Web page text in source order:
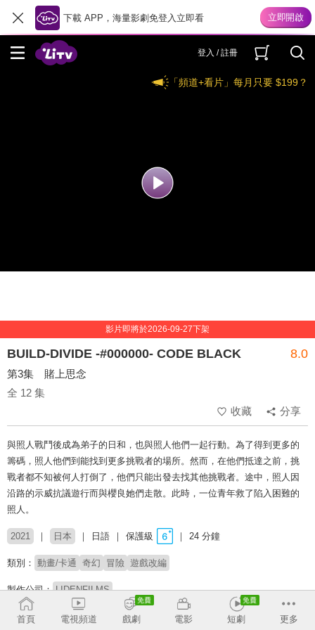
下載 APP，海量影劇免登入立即看
登入 / 註冊
「頻道+看片」每月只要 $199？
影片即將於2026-09-27下架
BUILD-DIVIDE -#000000- CODE BLACK 8.0
第3集 賭上思念
全 12 集
收藏
分享
與照人戰鬥後成為弟子的日和，也與照人他們一起行動。為了得到更多的
籌碼，照人他們到能找到更多挑戰者的場所。然而，在他們抵達之前，挑
戰者都不知被何人打倒了，他們只能出發去找其他挑戰者。途中，照人因
沿路的示威抗議遊行而與櫻良她們走散。此時，一位青年救了陷入困難的
照人。
2021 日本 日語 保護級 24 分鐘
類別： 動畫/卡通 奇幻 冒險 遊戲改編
製作公司： LIDENFILMS
導演： 駒田由貴
首頁 電視頻道 戲劇 電影 短劇 更多